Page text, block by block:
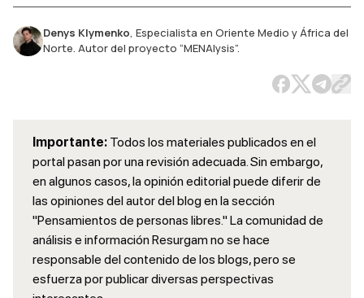
Denys Klymenko, Especialista en Oriente Medio y África del
Norte. Autor del proyecto “MENAlysis”.
Importante: Todos los materiales publicados en el
portal pasan por una revisión adecuada. Sin embargo,
en algunos casos, la opinión editorial puede diferir de
las opiniones del autor del blog en la sección
"Pensamientos de personas libres." La comunidad de
análisis e información Resurgam no se hace
responsable del contenido de los blogs, pero se
esfuerza por publicar diversas perspectivas